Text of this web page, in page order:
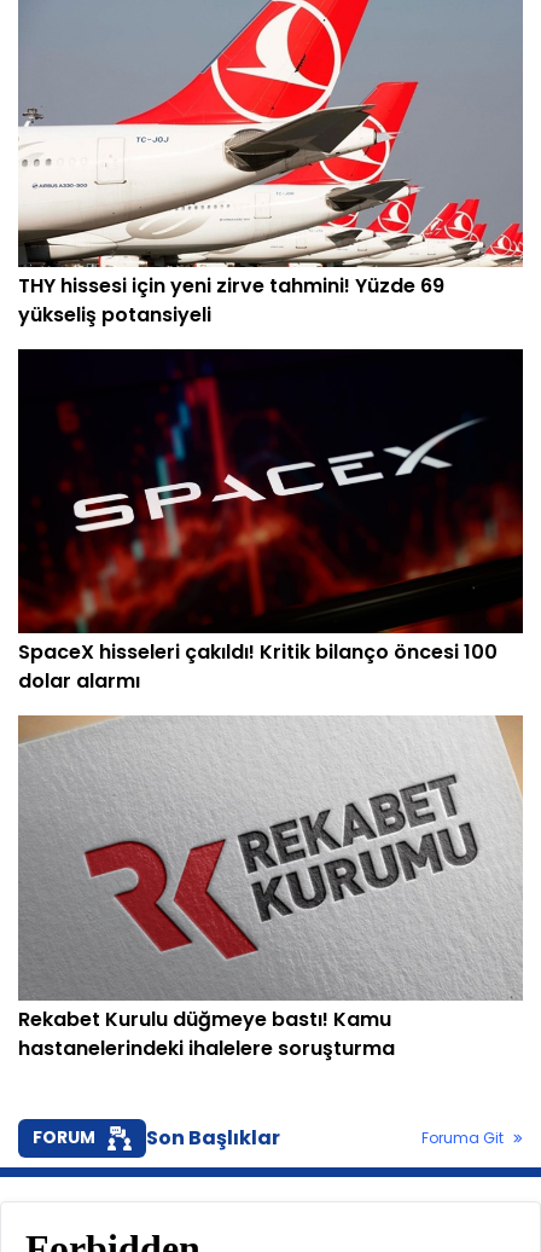
THY hissesi için yeni zirve tahmini! Yüzde 69
yükseliş potansiyeli
SpaceX hisseleri çakıldı! Kritik bilanço öncesi 100
dolar alarmı
Rekabet Kurulu düğmeye bastı! Kamu
hastanelerindeki ihalelere soruşturma
FORUM Son Başlıklar Foruma Git